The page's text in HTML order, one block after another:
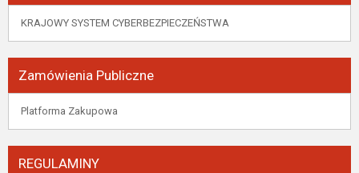
KRAJOWY SYSTEM CYBERBEZPIECZEŃSTWA
Zamówienia Publiczne
Platforma Zakupowa
REGULAMINY